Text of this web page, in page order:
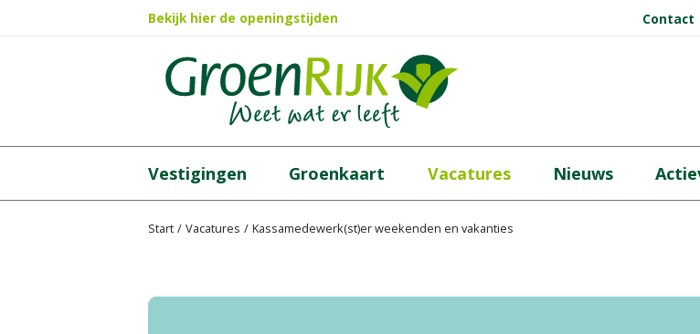
Start Vacatures Kassamedewerk(st)er weekenden en vakanties
Bekijk hier de openingstijden Contact
Vestigingen Groenkaart Vacatures Nieuws